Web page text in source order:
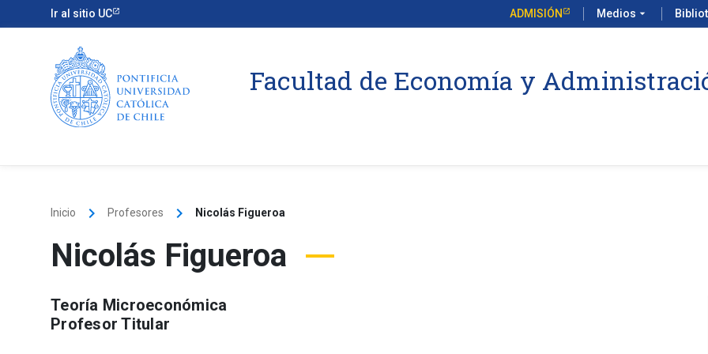
Ir al sitio UC ADMISIÓN Medios arrow_drop_down
Facultad de Economía y
Inicio keyboard_arrow_right Profesores keyboard_arrow_right Nicolás Figueroa
Nicolás Figueroa
Teoría Microeconómica
Profesor Titular